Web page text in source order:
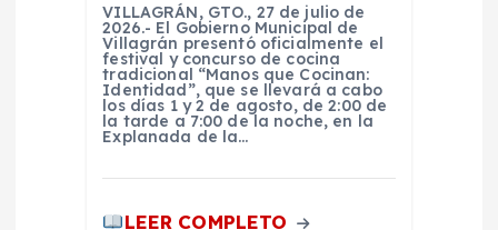
VILLAGRÁN, GTO., 27 de julio de
2026.- El Gobierno Municipal de
Villagrán presentó oficialmente el
festival y concurso de cocina
tradicional “Manos que Cocinan:
Identidad”, que se llevará a cabo
los días 1 y 2 de agosto, de 2:00 de
la tarde a 7:00 de la noche, en la
Explanada de la…
LEER COMPLETO